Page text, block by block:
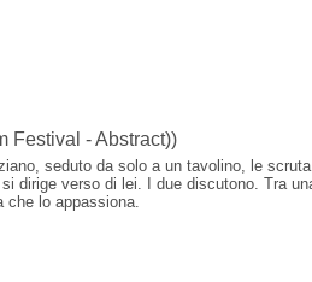
Festival - Abstract))
seduto da solo a un tavolino, le
dirige verso di lei. I due discutono. Tra
che lo appassiona.